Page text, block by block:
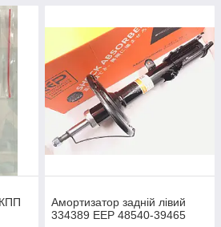
Амортизатор задній лівий
334389 EEP 48540-39465